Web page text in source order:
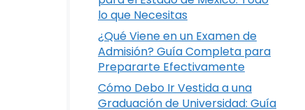
lo que Necesitas
¿Qué Viene en un Examen de
Admisión? Guía Completa para
Prepararte Efectivamente
Cómo Debo Ir Vestida a una
Graduación de Universidad: Guía